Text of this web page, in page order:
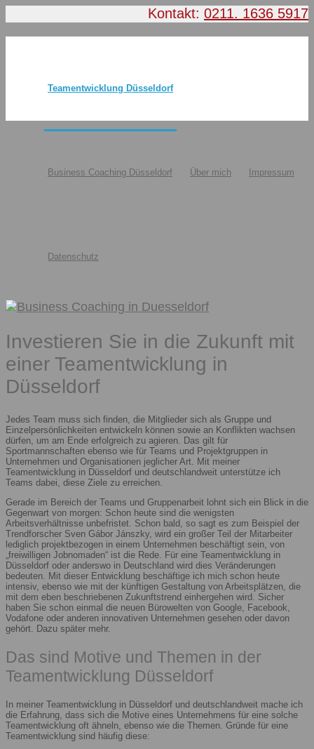
Kontakt: 0211. 1636 5917
Teamentwicklung Düsseldorf
Business Coaching Düsseldorf Über mich Impressum
Datenschutz
Investieren Sie in die Zukunft mit
einer Teamentwicklung in
Düsseldorf
Jedes Team muss sich finden, die Mitglieder sich als Gruppe und
Einzelpersönlichkeiten entwickeln können sowie an Konflikten wachsen
dürfen, um am Ende erfolgreich zu agieren. Das gilt für
Sportmannschaften ebenso wie für Teams und Projektgruppen in
Unternehmen und Organisationen jeglicher Art. Mit meiner
Teamentwicklung in Düsseldorf und deutschlandweit unterstütze ich
Teams dabei, diese Ziele zu erreichen.
Gerade im Bereich der Teams und Gruppenarbeit lohnt sich ein Blick in die
Gegenwart von morgen: Schon heute sind die wenigsten
Arbeitsverhältnisse unbefristet. Schon bald, so sagt es zum Beispiel der
Trendforscher Sven Gábor Jánszky, wird ein großer Teil der Mitarbeiter
lediglich projektbezogen in einem Unternehmen beschäftigt sein, von
„freiwilligen Jobnomaden“ ist die Rede. Für eine Teamentwicklung in
Düsseldorf oder anderswo in Deutschland wird dies Veränderungen
bedeuten. Mit dieser Entwicklung beschäftige ich mich schon heute
intensiv, ebenso wie mit der künftigen Gestaltung von Arbeitsplätzen, die
mit dem eben beschriebenen Zukunftstrend einhergehen wird. Sicher
haben Sie schon einmal die neuen Bürowelten von Google, Facebook,
Vodafone oder anderen innovativen Unternehmen gesehen oder davon
gehört. Dazu später mehr.
Das sind Motive und Themen in der
Teamentwicklung Düsseldorf
In meiner Teamentwicklung in Düsseldorf und deutschlandweit mache ich
die Erfahrung, dass sich die Motive eines Unternehmens für eine solche
Teamentwicklung oft ähneln, ebenso wie die Themen. Gründe für eine
Teamentwicklung sind häufig diese: